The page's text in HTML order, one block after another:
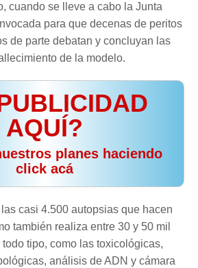
cuando se lleve a cabo la Junta
para que decenas de peritos
de parte debatan y concluyan las
de la modelo.
AQUÍ?
planes haciendo
click acá
casi 4.500 autopsias que hacen
también realiza entre 30 y 50 mil
tipo, como las toxicológicas,
análisis de ADN y cámara